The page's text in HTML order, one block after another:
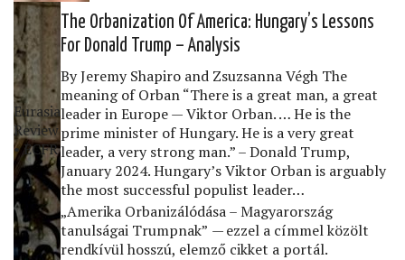
Eurasia
Review
• ECFR
The Orbanization Of America: Hungary’s Lessons
For Donald Trump – Analysis
By Jeremy Shapiro and Zsuzsanna Végh The
meaning of Orban “There is a great man, a great
leader in Europe — Viktor Orban. … He is the
prime minister of Hungary. He is a very great
leader, a very strong man.” – Donald Trump,
January 2024. Hungary’s Viktor Orban is arguably
the most successful populist leader…
„Amerika Orbanizálódása – Magyarország
tanulságai Trumpnak” — ezzel a címmel közölt
rendkívül hosszú, elemző cikket a portál.